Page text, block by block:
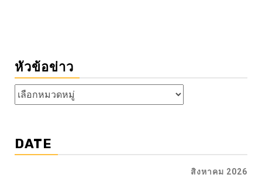
หัวข้อข่าว
หัวข้อ
ข่าว
DATE
สิงหาคม 2026